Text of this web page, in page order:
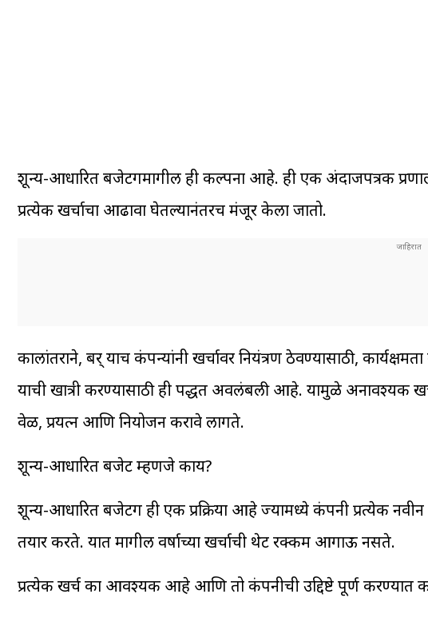
शून्य-आधारित बजेटिंगमागील ही कल्पना आहे. ही एक अंदाजपत्रक
प्रत्येक खर्चाचा आढावा घेतल्यानंतरच मंजूर केला जातो.
कालांतराने, बर् याच कंपन्यांनी खर्चावर नियंत्रण ठेवण्यासाठी,
याची खात्री करण्यासाठी ही पद्धत अवलंबली आहे. यामुळे अनावश्यक
वेळ, प्रयत्न आणि नियोजन करावे लागते.
शून्य-आधारित बजेट म्हणजे काय?
शून्य-आधारित बजेटिंग ही एक प्रक्रिया आहे ज्यामध्ये कंपनी प्रत्येक
तयार करते. यात मागील वर्षाच्या खर्चाची थेट रक्कम आगाऊ नसते.
प्रत्येक खर्च का आवश्यक आहे आणि तो कंपनीची उद्दिष्टे पूर्ण करण्यात